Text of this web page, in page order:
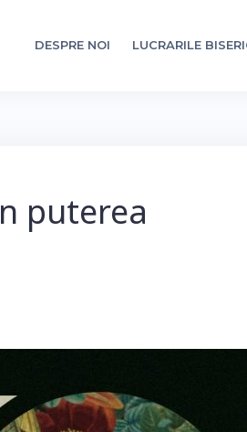
DESPRE NOI LUCRARILE
puterea